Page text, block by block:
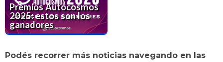
Premios Autocosmos
2025: estos son los
ganadores
Podés recorrer más noticias navegando en las